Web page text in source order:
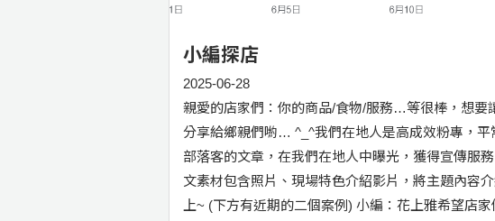
小編探店
2025-06-28
親愛的店家們：你的商品/食物/服務…等很棒，想要
分享給鄉親們喲… ^_^我們在地人是高成效粉專，
部落客的文章，在我們在地人中曝光，獲得宣傳服
文素材包含照片、現場特色介紹影片，將主題內容
上~ (下方有近期的二個案例) 小編：花上雅希望店